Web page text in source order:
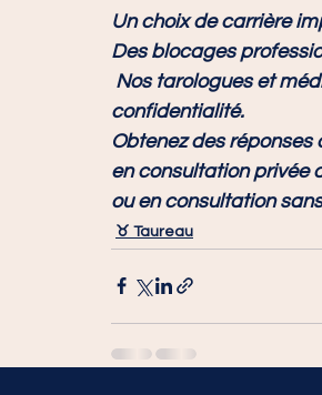
Un choix de carrière
Des blocages
confidentialité.
Obtenez des réponses
en consultation privée
ou en consultation
♉ Taureau